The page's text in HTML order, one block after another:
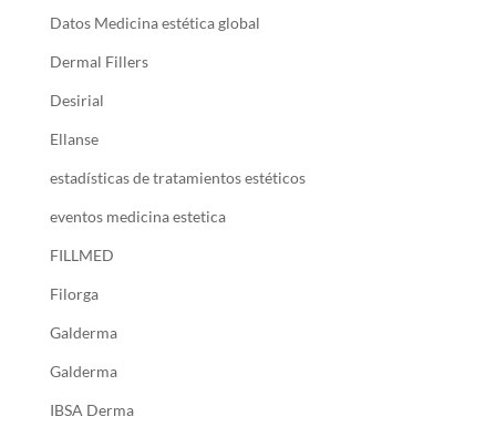
Datos Medicina estética global
Dermal Fillers
Desirial
Ellanse
estadísticas de tratamientos estéticos
eventos medicina estetica
FILLMED
Filorga
Galderma
Galderma
IBSA Derma